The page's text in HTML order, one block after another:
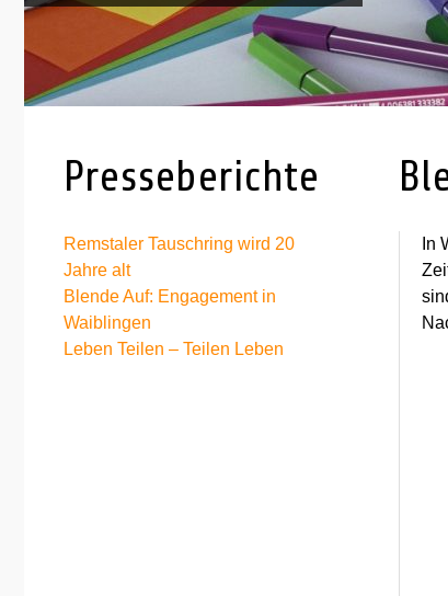
Presseberichte
Remstaler Tauschring wird 20
Jahre alt
Blende Auf: Engagement in
Waiblingen
Leben Teilen – Teilen Leben
In